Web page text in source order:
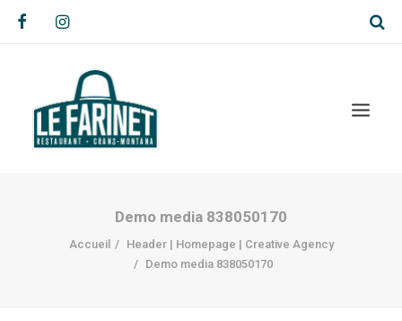
Demo media 838050170
Accueil
Header | Homepage | Creative Agency
Demo media 838050170